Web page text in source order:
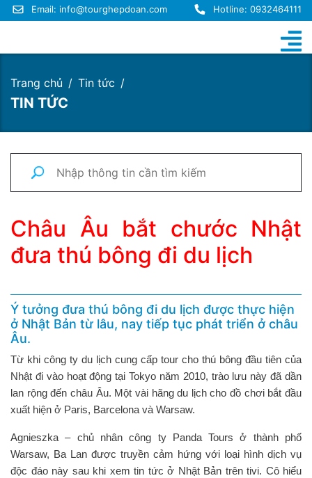
Email: info@tourghepdoan.com Hotline: 0932464111
Trang chủ Tin tức
TIN TỨC
Châu Âu bắt chước Nhật
đưa thú bông đi du lịch
Ý tưởng đưa thú bông đi du lịch được thực hiện
ở Nhật Bản từ lâu, nay tiếp tục phát triển ở châu
Âu.
Từ khi công ty du lịch cung cấp tour cho thú bông đầu tiên của
Nhật đi vào hoạt động tại Tokyo năm 2010, trào lưu này đã dần
lan rộng đến châu Âu. Một vài hãng du lịch cho đồ chơi bắt đầu
xuất hiện ở Paris, Barcelona và Warsaw.
Agnieszka – chủ nhân công ty Panda Tours ở thành phố
Warsaw, Ba Lan được truyền cảm hứng với loại hình dịch vụ
độc đáo này sau khi xem tin tức ở Nhật Bản trên tivi. Cô hiểu